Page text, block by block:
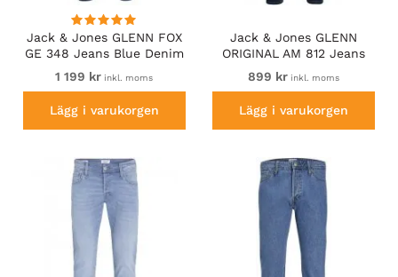
Jack & Jones GLENN FOX
GE 348 Jeans Blue Denim
1 199 kr inkl. moms
Lägg i varukorgen
Jack & Jones GLENN
ORIGINAL AM 812 Jeans
Blue Denim
899 kr inkl. moms
Lägg i varukorgen